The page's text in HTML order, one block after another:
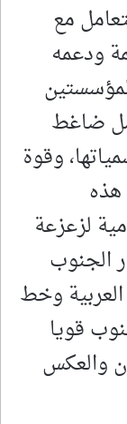
مع
ودعمه
ضاغط
وقوة
لزعزعة
الجنوب
وخط
قويا
والعكس